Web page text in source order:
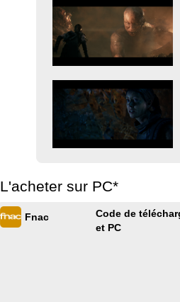
L'acheter sur PC*
Fnac
Code de
et PC